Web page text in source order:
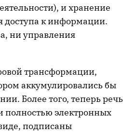
и хранение
доступа к информации.
ни управления
трансформации,
аккумулировались бы
Более того, теперь речь
полностью электронных
подписаны